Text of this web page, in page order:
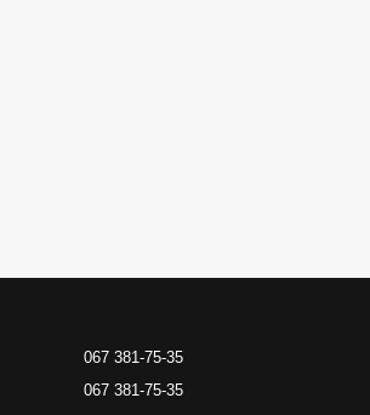
067 381-75-35
067 381-75-35